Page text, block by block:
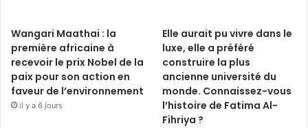
Wangari Maathai : la
première africaine à
recevoir le prix Nobel de la
paix pour son action en
faveur de l’environnement
il y a 6 jours
Elle aurait pu vivre dans le
luxe, elle a préféré
construire la plus
ancienne université du
monde. Connaissez-vous
l’histoire de Fatima Al-
Fihriya ?